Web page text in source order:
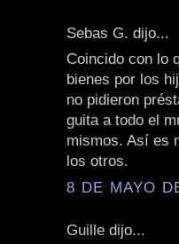
Sebas G. dijo...
Coincido con lo
bienes por los
no pidieron
guita a todo el
mismos. Así es
los otros.
8 DE MAYO
Guille dijo...